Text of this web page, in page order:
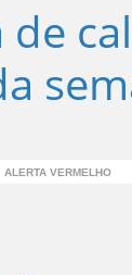
ALERTA VERMELHO